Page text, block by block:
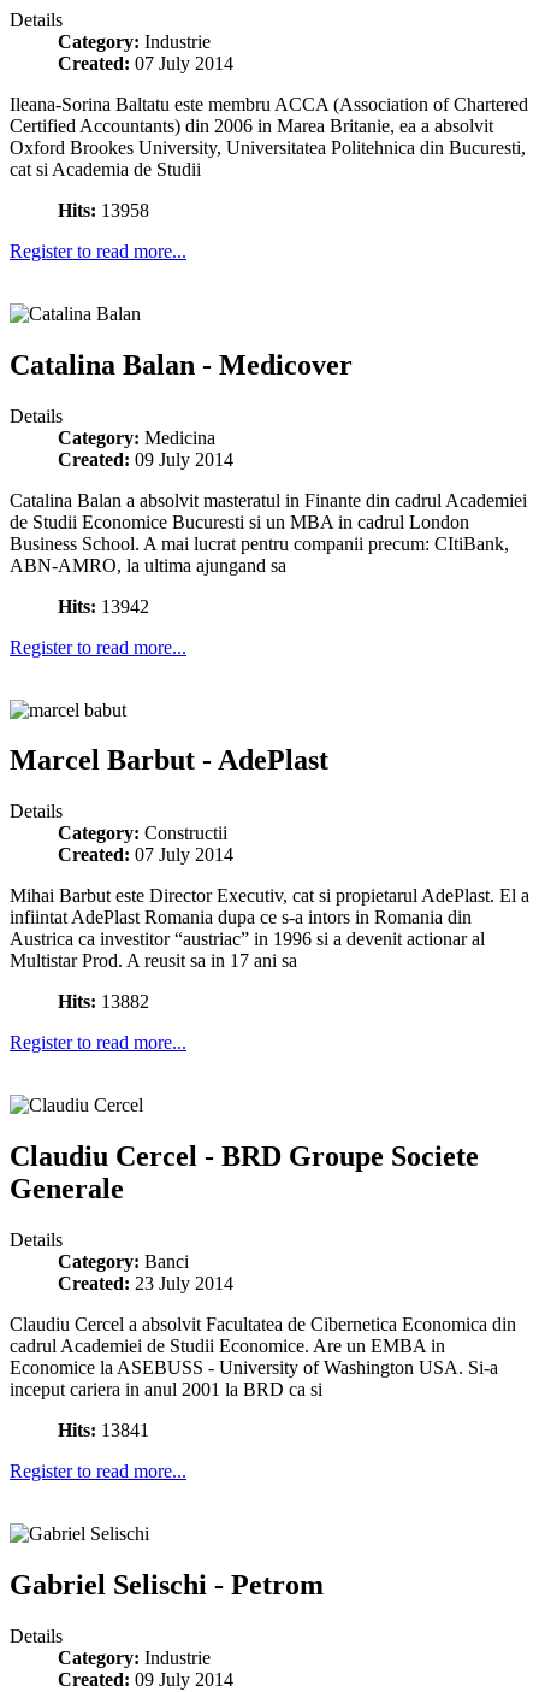
Details
Category: Industrie
Created: 07 July 2014
Ileana-Sorina Baltatu este membru ACCA (Association of Chartered
Certified Accountants) din 2006 in Marea Britanie, ea a absolvit
Oxford Brookes University, Universitatea Politehnica din Bucuresti,
cat si Academia de Studii
Hits: 13958
Register to read more...
Catalina Balan - Medicover
Details
Category: Medicina
Created: 09 July 2014
Catalina Balan a absolvit masteratul in Finante din cadrul Academiei
de Studii Economice Bucuresti si un MBA in cadrul London
Business School. A mai lucrat pentru companii precum: CItiBank,
ABN-AMRO, la ultima ajungand sa
Hits: 13942
Register to read more...
Marcel Barbut - AdePlast
Details
Category: Constructii
Created: 07 July 2014
Mihai Barbut este Director Executiv, cat si propietarul AdePlast. El a
infiintat AdePlast Romania dupa ce s-a intors in Romania din
Austrica ca investitor “austriac” in 1996 si a devenit actionar al
Multistar Prod. A reusit sa in 17 ani sa
Hits: 13882
Register to read more...
Claudiu Cercel - BRD Groupe Societe
Generale
Details
Category: Banci
Created: 23 July 2014
Claudiu Cercel a absolvit Facultatea de Cibernetica Economica din
cadrul Academiei de Studii Economice. Are un EMBA in
Economice la ASEBUSS - University of Washington USA. Si-a
inceput cariera in anul 2001 la BRD ca si
Hits: 13841
Register to read more...
Gabriel Selischi - Petrom
Details
Category: Industrie
Created: 09 July 2014